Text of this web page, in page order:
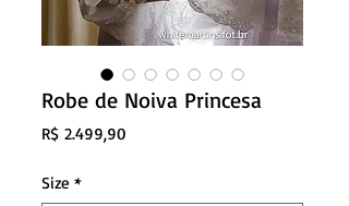
Robe de Noiva Princesa
R$ 2.499,90Preço
Size *